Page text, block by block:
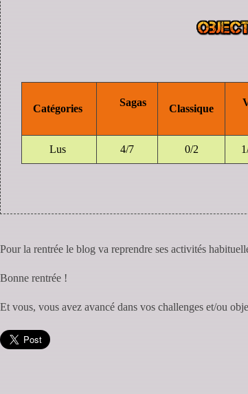
Catégories
Sagas
Classique
Lus 4/7 0/2
Pour la rentrée le blog va reprendre ses activités
Bonne rentrée !
Et vous, vous avez avancé dans vos challenges et/ou